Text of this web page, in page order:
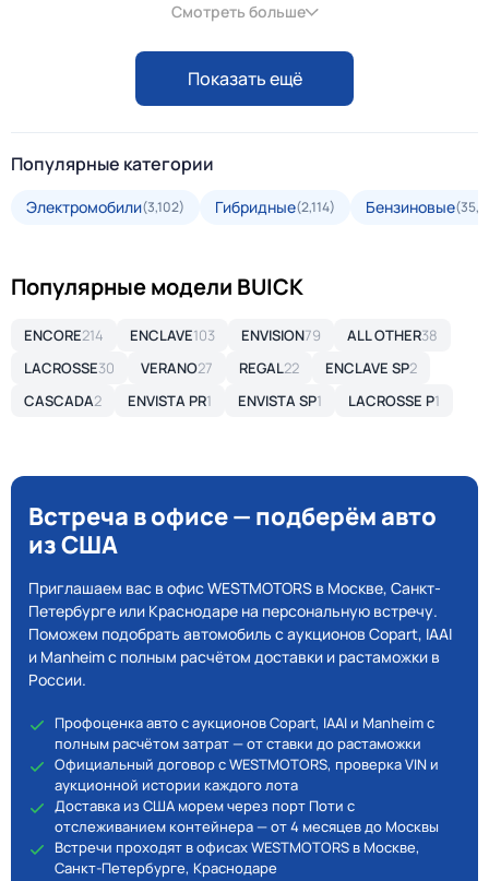
Смотреть больше
Показать ещё
Популярные категории
Электромобили(3,102) Гибридные(2,114) Бензиновые
Популярные модели BUICK
ENCORE214 ENCLAVE103 ENVISION79 ALL OTHER38
LACROSSE30 VERANO27 REGAL22 ENCLAVE SP2
CASCADA2 ENVISTA PR1 ENVISTA SP1 LACROSSE P1
Встреча в офисе — подберём авто
из США
Приглашаем вас в офис WESTMOTORS в Москве, Санкт-
Петербурге или Краснодаре на персональную встречу.
Поможем подобрать автомобиль с аукционов Copart, IAAI
и Manheim с полным расчётом доставки и растаможки в
России.
Профоценка авто с аукционов Copart, IAAI и Manheim с
полным расчётом затрат — от ставки до растаможки
Официальный договор с WESTMOTORS, проверка VIN и
аукционной истории каждого лота
Доставка из США морем через порт Поти с
отслеживанием контейнера — от 4 месяцев до Москвы
Встречи проходят в офисах WESTMOTORS в Москве,
Санкт-Петербурге, Краснодаре